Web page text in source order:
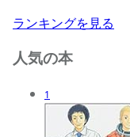
ランキングを見る
人気の本
1